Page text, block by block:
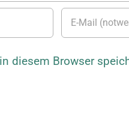
diesem Browser